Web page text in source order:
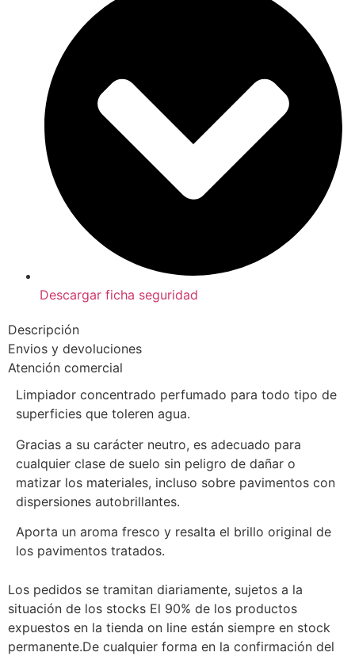
Descargar ficha seguridad
Descripción
Envios y devoluciones
Atención comercial
Limpiador concentrado perfumado para todo tipo de
superficies que toleren agua.
Gracias a su carácter neutro, es adecuado para
cualquier clase de suelo sin peligro de dañar o
matizar los materiales, incluso sobre pavimentos con
dispersiones autobrillantes.
Aporta un aroma fresco y resalta el brillo original de
los pavimentos tratados.
Los pedidos se tramitan diariamente, sujetos a la
situación de los stocks El 90% de los productos
expuestos en la tienda on line están siempre en stock
permanente.De cualquier forma en la confirmación del